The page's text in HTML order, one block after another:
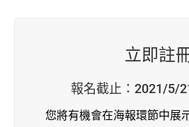
立即註
報名截止：2021/5/
您將有機會在海報環節中展